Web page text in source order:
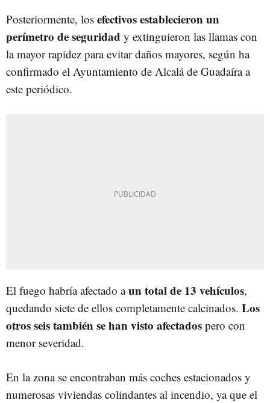
Posteriormente, los efectivos establecieron un
perímetro de seguridad y extinguieron las llamas con
la mayor rapidez para evitar daños mayores, según ha
confirmado el Ayuntamiento de Alcalá de Guadaíra a
este periódico.
El fuego habría afectado aun total de 13 vehículos,
quedando siete de ellos completamente calcinados. Los
otros seis también se han visto afectados pero con
menor severidad.
En la zona se encontraban más coches estacionados y
numerosas viviendas colindantes al incendio, ya que el